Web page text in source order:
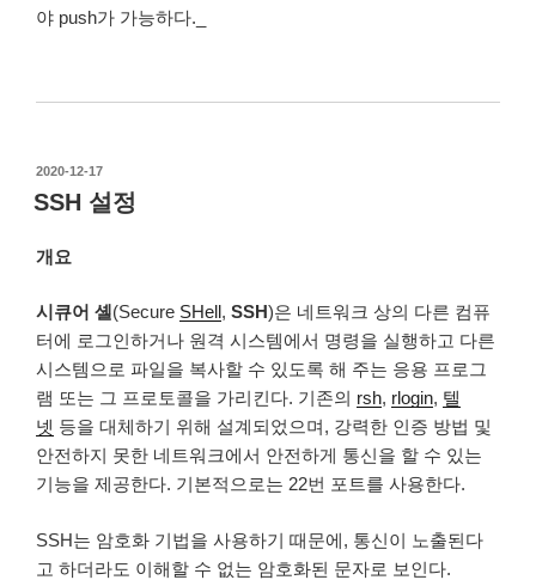
야 push가 가능하다._
작
성
일
2020-12-17
SSH 설정
개요
시큐어 셸(Secure SHell, SSH)은 네트워크 상의 다른 컴퓨
터에 로그인하거나 원격 시스템에서 명령을 실행하고 다른
시스템으로 파일을 복사할 수 있도록 해 주는 응용 프로그
램 또는 그 프로토콜을 가리킨다. 기존의 rsh, rlogin, 텔
넷 등을 대체하기 위해 설계되었으며, 강력한 인증 방법 및
안전하지 못한 네트워크에서 안전하게 통신을 할 수 있는
기능을 제공한다. 기본적으로는 22번 포트를 사용한다.
SSH는 암호화 기법을 사용하기 때문에, 통신이 노출된다
고 하더라도 이해할 수 없는 암호화된 문자로 보인다.